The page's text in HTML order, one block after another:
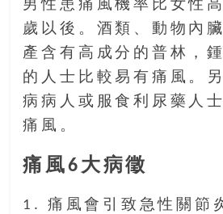
找
尋
樂
齡
寶
藏。
一
抱
樂
男性患痛風機率比女性
歲以後。酒類、動物內
產含有高成分的普林，
的人士比較易有痛風。
病病人或服食利尿藥人
痛風。
痛風6大病徵
1. 痛風會引致急性關節